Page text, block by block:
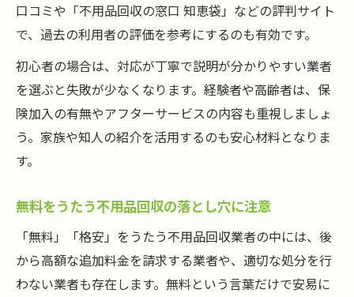
口コミや「不用品回収の窓口 知恵袋」などの評判サイト
で、過去の利用者の評価を参考にするのも有効です。
初心者の場合は、対応が丁寧で説明が分かりやすい業者
を選ぶと失敗が少なくなります。経験者や高齢者は、保
険加入の有無やアフターサービスの内容も重視しましょ
う。家族や知人の紹介を活用するのも安心材料となりま
す。
無料をうたう不用品回収の落とし穴に注意
「無料」「格安」をうたう不用品回収業者の中には、後
から高額な追加料金を請求する業者や、適切な処分を行
わない業者も存在します。無料という言葉だけで安易に